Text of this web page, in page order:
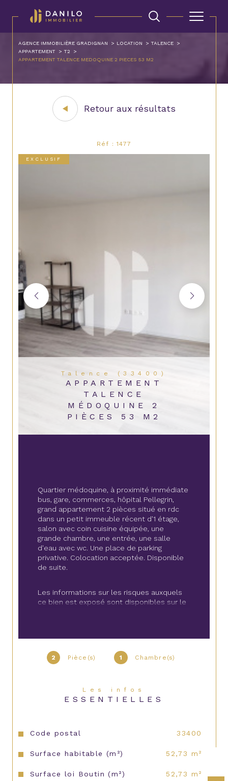
AGENCE IMMOBILIÈRE GRADIGNAN LOCATION
TALENCE
APPARTEMENT
T2
APPARTEMENT TALENCE MEDOQUINE 2 PIECES 53 M2
Retour aux résultats
Réf : 1477
EXCLUSIF
Talence (33400)
APPARTEMENT
TALENCE
MÉDOQUINE 2
PIÈCES 53 M2
2 Pièce(s) 1 Chambre(s)
Les infos
ESSENTIELLES
Caractéristiques Valeurs
Code postal 33400
Surface habitable (m²) 52,73 m²
Surface loi Boutin (m²) 52,73 m²
Quartier médoquine, à proximité immédiate
bus, gare, commerces, hôpital Pellegrin,
grand appartement 2 pièces situé en rdc
dans un petit immeuble récent d'1 étage,
salon avec coin cuisine équipée, une
grande chambre, une entrée, une salle
d'eau avec wc. Une place de parking
privative. Colocation acceptée. Disponible
de suite.
Les informations sur les risques auxquels
ce bien est exposé sont disponibles sur le